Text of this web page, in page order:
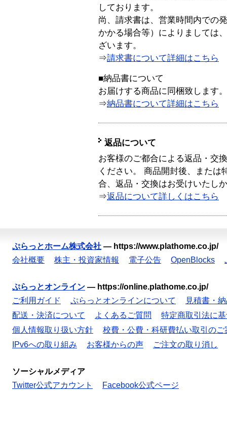
しております。
尚、請求書は、営業時間内での
かかる場合等）によりましては
ざいます。
⇒請求書について詳細はこちら
■納品書について
お届けする商品に同梱致します。
⇒納品書について詳細はこちら
返品について
お客様のご都合による返品・交
ください。 商品開封後、または
合、返品・交換はお受けいたし
⇒返品について詳しくはこちら
ぷらっとホーム株式会社 — https://www.plathome.co.jp/
会社概要
株主・投資家情報 電子公告 OpenBlocks
ぷらっとオンライン — https://online.plathome.co.jp/
ご利用ガイド
ぷらっとオンラインについて
見積書・
配送・決済について
よくあるご質問
特定商取引法に
個人情報取り扱い方針
校費・公費・科研費払い取引のご
IPv6への取り組み
お客様からの声 ご注文の取り消し
ソーシャルメディア
Twitter公式アカウント
Facebook公式ページ